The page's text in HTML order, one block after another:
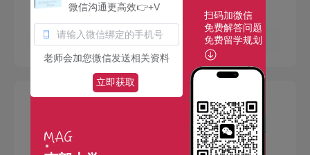
校园环境优美 社团活动多彩
国际交流广泛 学术成果丰硕
微信沟通更高效👉+V
老师会加您微信发送相关资料
立即获取
扫码加微信
免费解答问题
免费留学规划